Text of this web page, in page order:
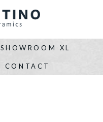
SHOWROOM XL
CONTACT